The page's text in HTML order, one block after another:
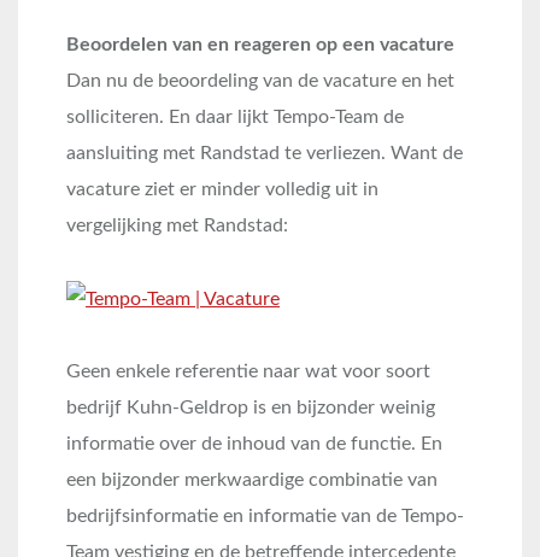
Beoordelen van en reageren op een vacature
Dan nu de beoordeling van de vacature en het
solliciteren. En daar lijkt Tempo-Team de
aansluiting met Randstad te verliezen. Want de
vacature ziet er minder volledig uit in
vergelijking met Randstad:
Geen enkele referentie naar wat voor soort
bedrijf Kuhn-Geldrop is en bijzonder weinig
informatie over de inhoud van de functie. En
een bijzonder merkwaardige combinatie van
bedrijfsinformatie en informatie van de Tempo-
Team vestiging en de betreffende intercedente